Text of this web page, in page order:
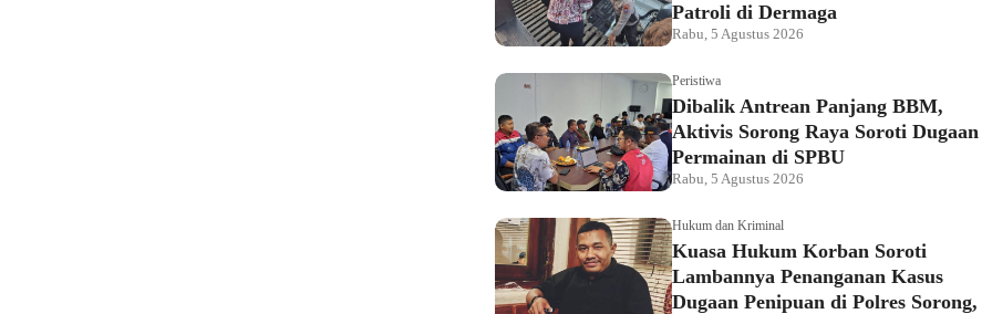
Patroli di Dermaga
Rabu, 5 Agustus 2026
Peristiwa
Dibalik Antrean Panjang BBM,
Aktivis Sorong Raya Soroti Dugaan
Permainan di SPBU
Rabu, 5 Agustus 2026
Hukum dan Kriminal
Kuasa Hukum Korban Soroti
Lambannya Penanganan Kasus
Dugaan Penipuan di Polres Sorong,